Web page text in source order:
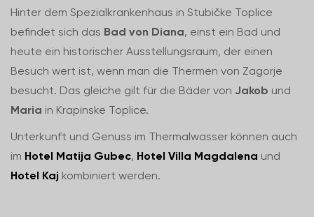
Hinter dem Spezialkrankenhaus in Stubičke Toplice
befindet sich das Bad von Diana, einst ein Bad und
heute ein historischer Ausstellungsraum, der einen
Besuch wert ist, wenn man die Thermen von Zagorje
besucht. Das gleiche gilt für die Bäder von Jakob und
Maria in Krapinske Toplice.
Unterkunft und Genuss im Thermalwasser können auch
im Hotel Matija Gubec, Hotel Villa Magdalena und
Hotel Kaj kombiniert werden.